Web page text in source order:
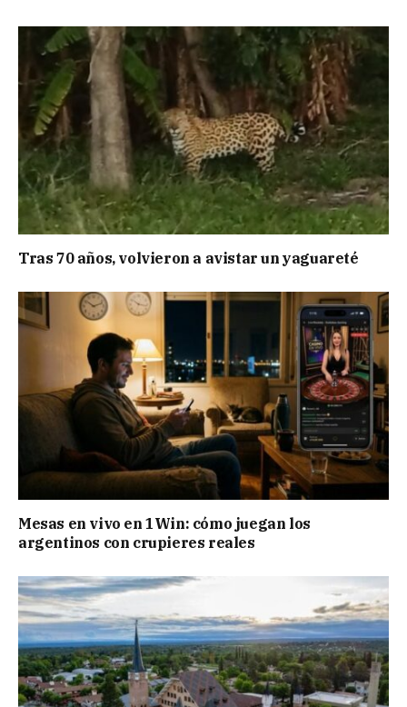
Tras 70 años, volvieron a avistar un yaguareté
Mesas en vivo en 1Win: cómo juegan los
argentinos con crupieres reales